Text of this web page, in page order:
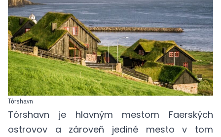
Tórshavn
Tórshavn je hlavným mestom Faerských
ostrovov a zároveň jediné mesto v tom